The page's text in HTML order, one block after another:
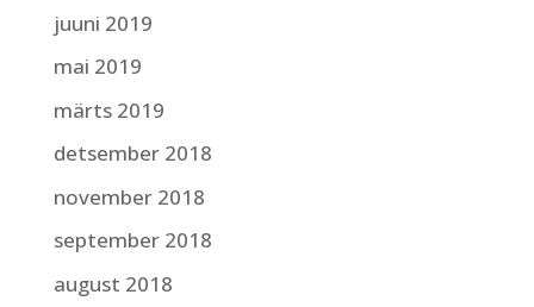
juuni 2019
mai 2019
märts 2019
detsember 2018
november 2018
september 2018
august 2018